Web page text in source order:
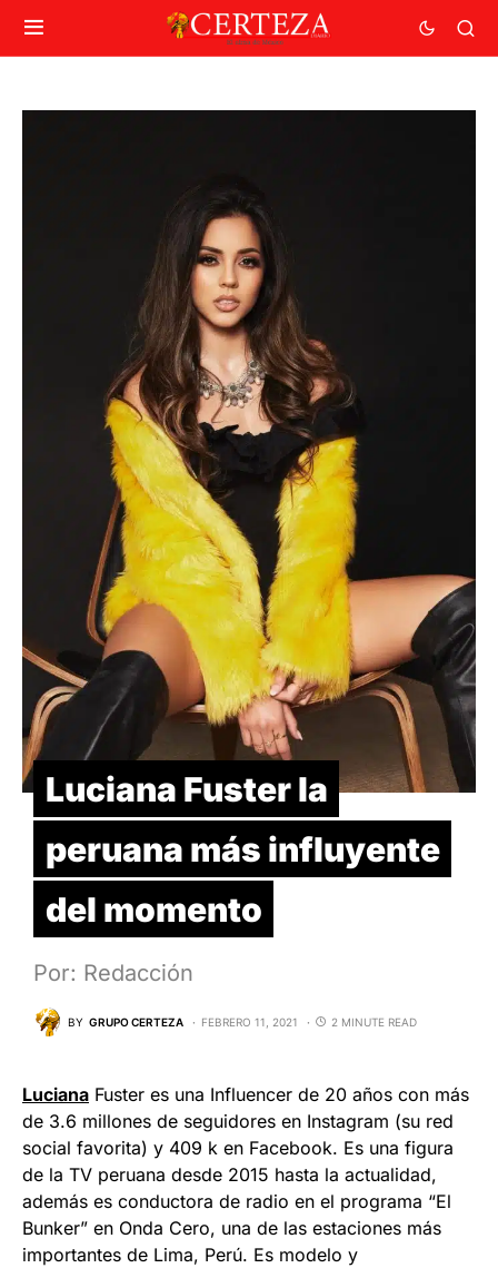
Luciana Fuster la
peruana más influyente
del momento
Por: Redacción
BY GRUPO CERTEZA FEBRERO 11, 2021 2 MINUTE READ
Luciana Fuster es una Influencer de 20 años con más
de 3.6 millones de seguidores en Instagram (su red
social favorita) y 409 k en Facebook. Es una figura
de la TV peruana desde 2015 hasta la actualidad,
además es conductora de radio en el programa “El
Bunker” en Onda Cero, una de las estaciones más
importantes de Lima, Perú. Es modelo y